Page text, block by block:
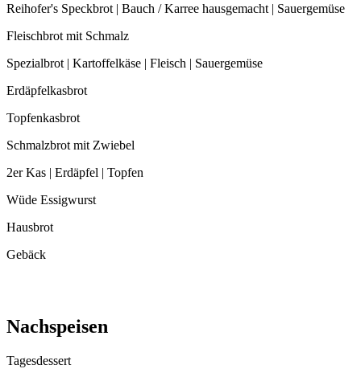
Reihofer's Speckbrot | Bauch / Karree hausgemacht | Sauergemüse
Fleischbrot mit Schmalz
Spezialbrot | Kartoffelkäse | Fleisch | Sauergemüse
Erdäpfelkasbrot
Topfenkasbrot
Schmalzbrot mit Zwiebel
2er Kas | Erdäpfel | Topfen
Wüde Essigwurst
Hausbrot
Gebäck
Nachspeisen
Tagesdessert